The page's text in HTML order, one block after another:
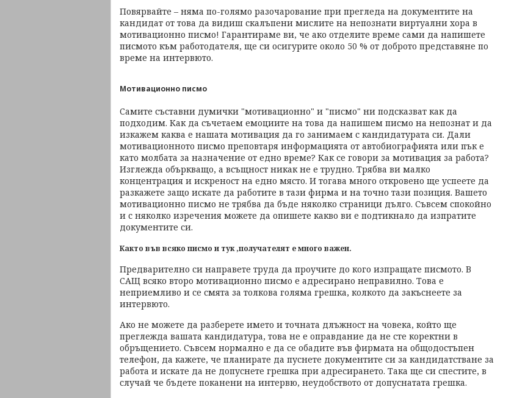
Повярвайте – няма по-голямо разочарование при прегледа на документите на
кандидат от това да видиш скалъпени мислите на непознати виртуални хора в
мотивационно писмо! Гарантираме ви, че ако отделите време сами да напишете
писмото към работодателя, ще си осигурите около 50 % от доброто представяне по
време на интервюто.
Мотивационно писмо
Самите съставни думички "мотивационно" и "писмо" ни подсказват как да
подходим. Как да съчетаем емоциите на това да напишем писмо на непознат и да
изкажем каква е нашата мотивация да го занимаем с кандидатурата си. Дали
мотивационното писмо преповтаря информацията от автобиографията или пък е
като молбата за назначение от едно време? Как се говори за мотивация за работа?
Изглежда объркващо, а всъщност никак не е трудно. Трябва ви малко
концентрация и искреност на едно място. И тогава много откровено ще успеете да
разкажете защо искате да работите в тази фирма и на точно тази позиция. Вашето
мотивационно писмо не трябва да бъде няколко страници дълго. Съвсем спокойно
и с няколко изречения можете да опишете какво ви е подтикнало да изпратите
документите си.
Както във всяко писмо и тук ,получателят е много важен.
Предварително си направете труда да проучите до кого изпращате писмото. В
САЩ всяко второ мотивационно писмо е адресирано неправилно. Това е
неприемливо и се смята за толкова голяма грешка, колкото да закъснеете за
интервюто.
Ако не можете да разберете името и точната длъжност на човека, който ще
преглежда вашата кандидатура, това не е оправдание да не сте коректни в
обръщението. Съвсем нормално е да се обадите във фирмата на общодостъпен
телефон, да кажете, че планирате да пуснете документите си за кандидатстване за
работа и искате да не допуснете грешка при адресирането. Така ще си спестите, в
случай че бъдете поканени на интервю, неудобството от допуснатата грешка.